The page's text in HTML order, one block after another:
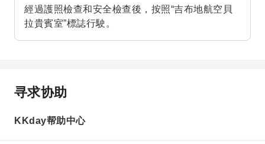
經過護照檢查和安全檢查後，按照“吉布地航空貝
拉貴賓室”標誌行駛。
寻求协助
KKday帮助中心